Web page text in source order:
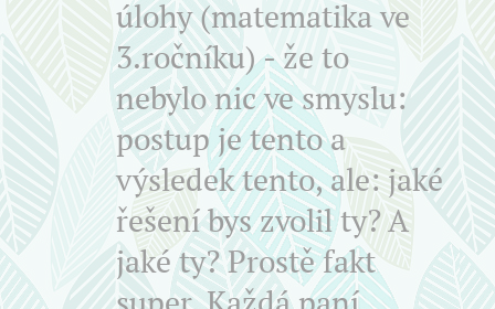
úlohy (matematika ve
3.ročníku) - že to
nebylo nic ve smyslu:
postup je tento a
výsledek tento, ale: jaké
řešení bys zvolil ty? A
jaké ty? Prostě fakt